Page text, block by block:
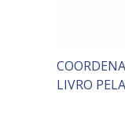
LIVRO